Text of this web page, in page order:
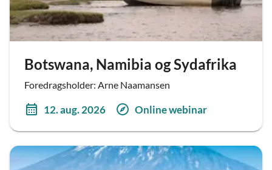
Botswana, Namibia og Sydafrika
Foredragsholder: Arne Naamansen
12. aug. 2026 Online webinar